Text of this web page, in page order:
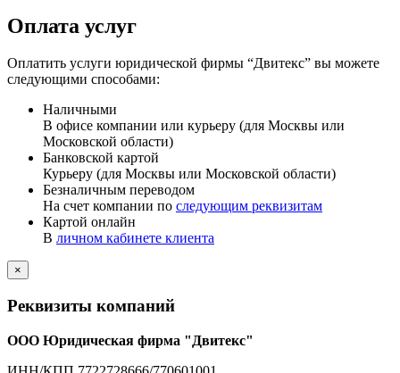
Оплата услуг
Оплатить услуги юридической фирмы “Двитекс” вы можете
следующими способами:
Наличными
В офисе компании или курьеру (для Москвы или
Московской области)
Банковской картой
Курьеру (для Москвы или Московской области)
Безналичным переводом
На счет компании по следующим реквизитам
Картой онлайн
В личном кабинете клиента
×
Реквизиты компаний
ООО Юридическая фирма "Двитекс"